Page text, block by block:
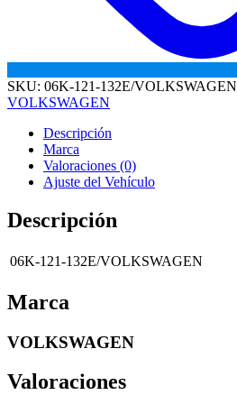
SKU: 06K-121-132E/VOLKSWAGEN
VOLKSWAGEN
Descripción
Marca
Valoraciones (0)
Ajuste del Vehículo
Descripción
06K-121-132E/VOLKSWAGEN
Marca
VOLKSWAGEN
Valoraciones